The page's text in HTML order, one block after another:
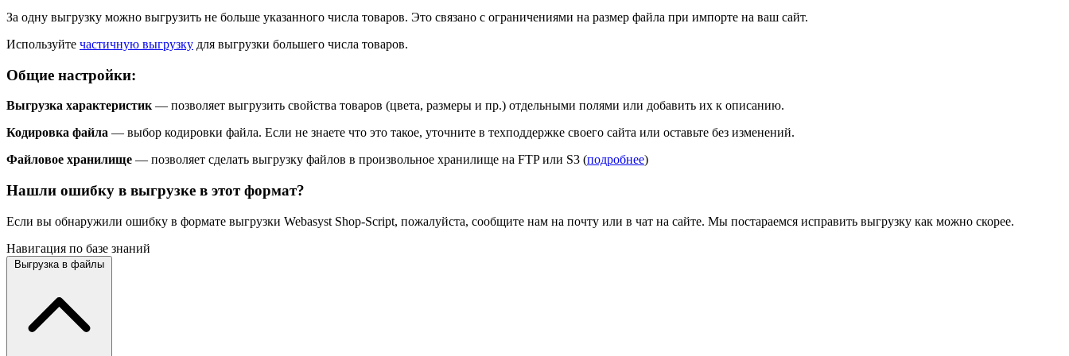
За одну выгрузку можно выгрузить не больше указанного числа товаров. Это связано с ограничениями на размер файла при импорте на ваш сайт.
Используйте частичную выгрузку для выгрузки большего числа товаров.
Общие настройки:
Выгрузка характеристик — позволяет выгрузить свойства товаров (цвета, размеры и пр.) отдельными полями или добавить их к описанию.
Кодировка файла — выбор кодировки файла. Если не знаете что это такое, уточните в техподдержке своего сайта или оставьте без изменений.
Файловое хранилище — позволяет сделать выгрузку файлов в произвольное хранилище на FTP или S3 (подробнее)
Нашли ошибку в выгрузке в этот формат?
Если вы обнаружили ошибку в формате выгрузки Webasyst Shop-Script, пожалуйста, сообщите нам на почту или в чат на сайте. Мы постараемся исправить выгрузку как можно скорее.
Навигация по базе знаний
Выгрузка в файлы